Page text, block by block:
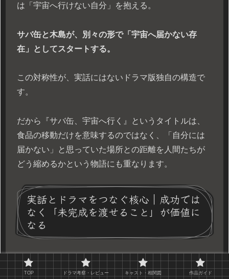
は「宇宙へ行けない自分」を抱える。
サバ缶と木島が、別々の形で「宇宙へ届かない存
在」としてスタートする。
この対称性が、実話にはないドラマ版独自の構造で
す。
だから『サバ缶、宇宙へ行く』というタイトルは、
食品の移動だけを意味するのではなく、「自分には
届かない」と思っていた場所との距離を人間たちが
どう縮めるかという物語にも重なります。
実話とドラマをつなぐ核心｜成功では
なく「未完成を渡せること」が価値に
なる
宇宙サバ缶の実話を「努力すれば夢はかなう」でま
とめると、重要な部分が抜け落ちます。
TOP ドラマ考察・レビュー キャスト・相関図 作品ガイド